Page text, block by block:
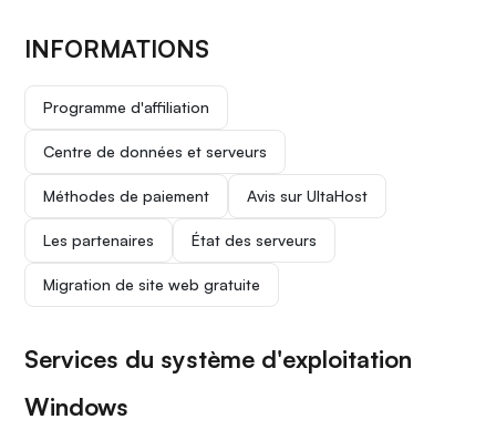
INFORMATIONS
Programme d'affiliation
Centre de données et serveurs
Méthodes de paiement Avis sur UltaHost
Les partenaires État des serveurs
Migration de site web gratuite
Services du système d'exploitation
Windows